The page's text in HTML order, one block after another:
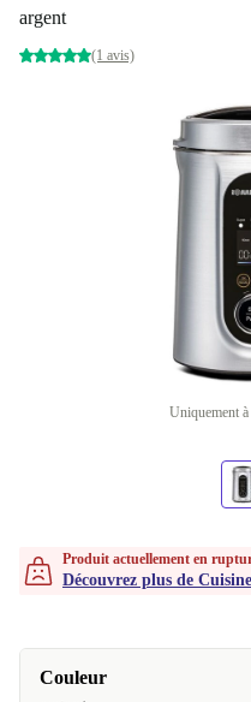
argent
(1 avis)
Uniquement
Produit actuellement en
Découvrez plus de
Couleur